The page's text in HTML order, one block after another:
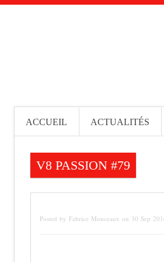
ACCUEIL ACTUALITÉS
V8 PASSION #79
Posted by Fabrice Monceaux on 30 Sep